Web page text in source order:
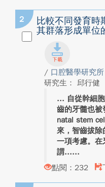
2
比較不同發育時
其群落形成單位
/ 口腔醫學研究所
研究生： 邱行健
自從幹細
齒的牙髓也被
natal stem
來，智齒拔除
一項考慮。在
謂...
點閱：232